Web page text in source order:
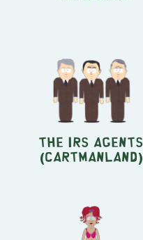
the IRS agents
(Cartmanland)